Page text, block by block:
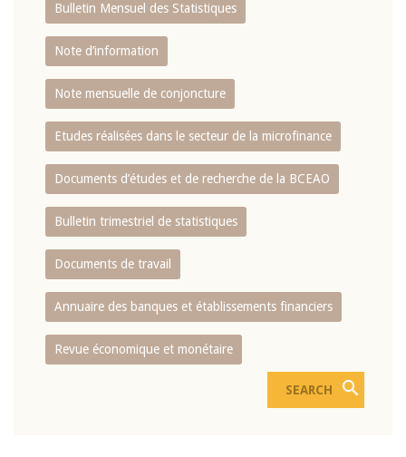
Bulletin Mensuel des Statistiques
Note d’information
Note mensuelle de conjoncture
Etudes réalisées dans le secteur de la microfinance
Documents d’études et de recherche de la BCEAO
Bulletin trimestriel de statistiques
Documents de travail
Annuaire des banques et établissements financiers
Revue économique et monétaire